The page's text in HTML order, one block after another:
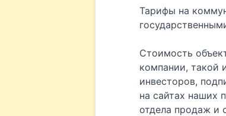
Тарифы на
Стоимость
компании, такой
инвесторов,
на сайтах наших
отдела продаж и